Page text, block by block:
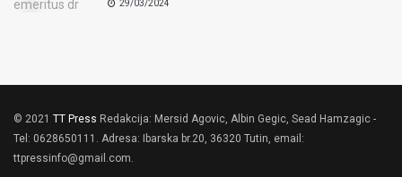
29/03/2024
© 2021 TT Press Redakcija: Mersid Agovic, Albin Gegic, Sead Hamzagic -
Tel: 0628650111. Adresa: Ibarska br.20, 36320 Tutin, email:
ttpressinfo@gmail.com